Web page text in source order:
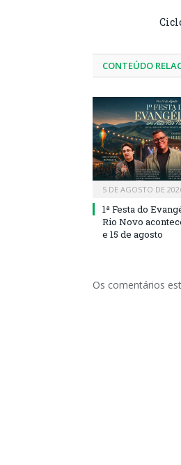
CONTEÚDO
5 DE AGOSTO DE
1ª Festa do
Rio Novo
e 15 de agosto
Os comentários